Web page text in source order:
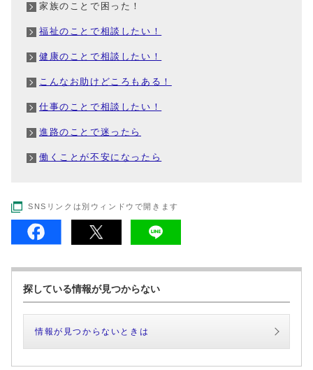
家族のことで困った！
福祉のことで相談したい！
健康のことで相談したい！
こんなお助けどころもある！
仕事のことで相談したい！
進路のことで迷ったら
働くことが不安になったら
SNSリンクは別ウィンドウで開きます
探している情報が見つからない
情報が見つからないときは